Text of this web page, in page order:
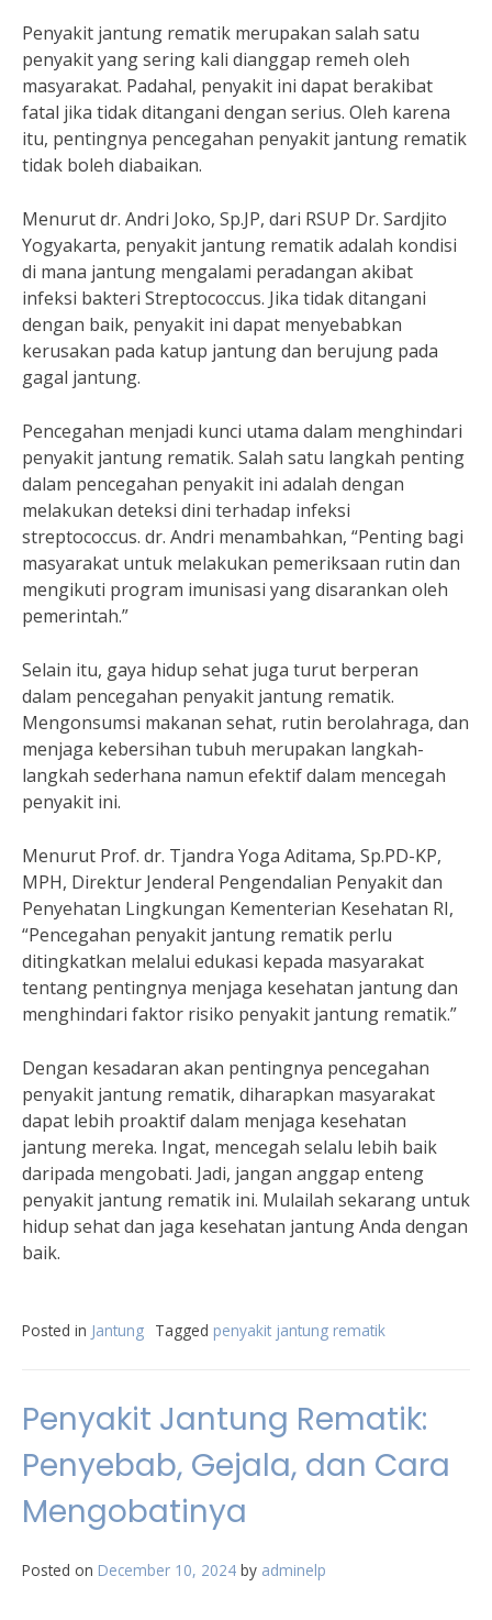
Penyakit jantung rematik merupakan salah satu
penyakit yang sering kali dianggap remeh oleh
masyarakat. Padahal, penyakit ini dapat berakibat
fatal jika tidak ditangani dengan serius. Oleh karena
itu, pentingnya pencegahan penyakit jantung rematik
tidak boleh diabaikan.
Menurut dr. Andri Joko, Sp.JP, dari RSUP Dr. Sardjito
Yogyakarta, penyakit jantung rematik adalah kondisi
di mana jantung mengalami peradangan akibat
infeksi bakteri Streptococcus. Jika tidak ditangani
dengan baik, penyakit ini dapat menyebabkan
kerusakan pada katup jantung dan berujung pada
gagal jantung.
Pencegahan menjadi kunci utama dalam menghindari
penyakit jantung rematik. Salah satu langkah penting
dalam pencegahan penyakit ini adalah dengan
melakukan deteksi dini terhadap infeksi
streptococcus. dr. Andri menambahkan, “Penting bagi
masyarakat untuk melakukan pemeriksaan rutin dan
mengikuti program imunisasi yang disarankan oleh
pemerintah.”
Selain itu, gaya hidup sehat juga turut berperan
dalam pencegahan penyakit jantung rematik.
Mengonsumsi makanan sehat, rutin berolahraga, dan
menjaga kebersihan tubuh merupakan langkah-
langkah sederhana namun efektif dalam mencegah
penyakit ini.
Menurut Prof. dr. Tjandra Yoga Aditama, Sp.PD-KP,
MPH, Direktur Jenderal Pengendalian Penyakit dan
Penyehatan Lingkungan Kementerian Kesehatan RI,
“Pencegahan penyakit jantung rematik perlu
ditingkatkan melalui edukasi kepada masyarakat
tentang pentingnya menjaga kesehatan jantung dan
menghindari faktor risiko penyakit jantung rematik.”
Dengan kesadaran akan pentingnya pencegahan
penyakit jantung rematik, diharapkan masyarakat
dapat lebih proaktif dalam menjaga kesehatan
jantung mereka. Ingat, mencegah selalu lebih baik
daripada mengobati. Jadi, jangan anggap enteng
penyakit jantung rematik ini. Mulailah sekarang untuk
hidup sehat dan jaga kesehatan jantung Anda dengan
baik.
Posted in Jantung Tagged penyakit jantung rematik
Penyakit Jantung Rematik:
Penyebab, Gejala, dan Cara
Mengobatinya
Posted on December 10, 2024 by adminelp